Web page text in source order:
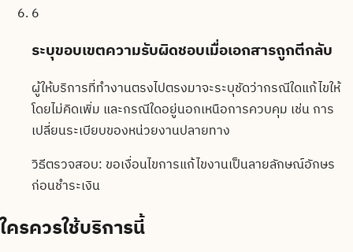
6
ระบุขอบเขตความรับผิดชอบเมื่อเอกสารถูกตีกลับ
ผู้ให้บริการที่ทำงานตรงไปตรงมาจะระบุชัดว่ากรณีใดแก้ไขให้
โดยไม่คิดเพิ่ม และกรณีใดอยู่นอกเหนือการควบคุม เช่น การ
เปลี่ยนระเบียบของหน่วยงานปลายทาง
วิธีตรวจสอบ: ขอเงื่อนไขการแก้ไขงานเป็นลายลักษณ์อักษร
ก่อนชำระเงิน
ใครควรใช้บริการนี้